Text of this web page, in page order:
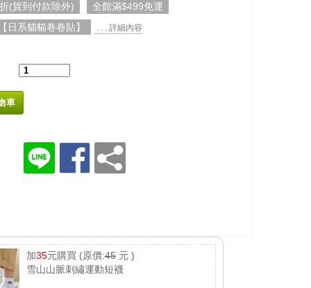
(貨到付款除外)
全館滿$499免運
日系貓貓卷卷貼】
. . . 詳細內容
車
加35元購買 (原價:45元 )
雪山山脈刺繡運動短襪